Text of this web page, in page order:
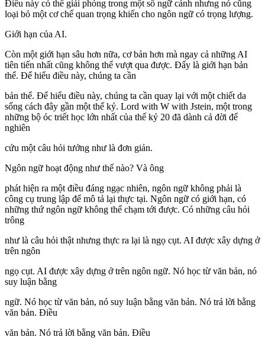
Điều này có thể giải phóng trong một số ngữ cảnh nhưng nó cũng
loại bỏ một cơ chế quan trọng khiến cho ngôn ngữ có trọng lượng.
Giới hạn của AI.
Còn một giới hạn sâu hơn nữa, cơ bản hơn mà ngay cả những AI
tiên tiến nhất cũng không thể vượt qua được. Đấy là giới hạn bản
thể. Để hiểu điều này, chúng ta cần
bản thể. Để hiểu điều này, chúng ta cần quay lại với một chiết da
sống cách đây gần một thế kỷ. Lord with W with Jstein, một trong
những bộ óc triết học lớn nhất của thế kỷ 20 đã dành cả đời để
nghiên
cứu một câu hỏi tưởng như là đơn giản.
Ngôn ngữ hoạt động như thế nào? Và ông
phát hiện ra một điều đáng ngạc nhiên, ngôn ngữ không phải là
công cụ trung lập để mô tả lại thực tại. Ngôn ngữ có giới hạn, có
những thứ ngôn ngữ không thể chạm tới được. Có những câu hỏi
trông
như là câu hỏi thật nhưng thực ra lại là ngọ cụt. AI được xây dựng ở
trên ngôn
ngọ cụt. AI được xây dựng ở trên ngôn ngữ. Nó học từ văn bản, nó
suy luận bằng
ngữ. Nó học từ văn bản, nó suy luận bằng văn bản. Nó trả lời bằng
văn bản. Điều
văn bản. Nó trả lời bằng văn bản. Điều